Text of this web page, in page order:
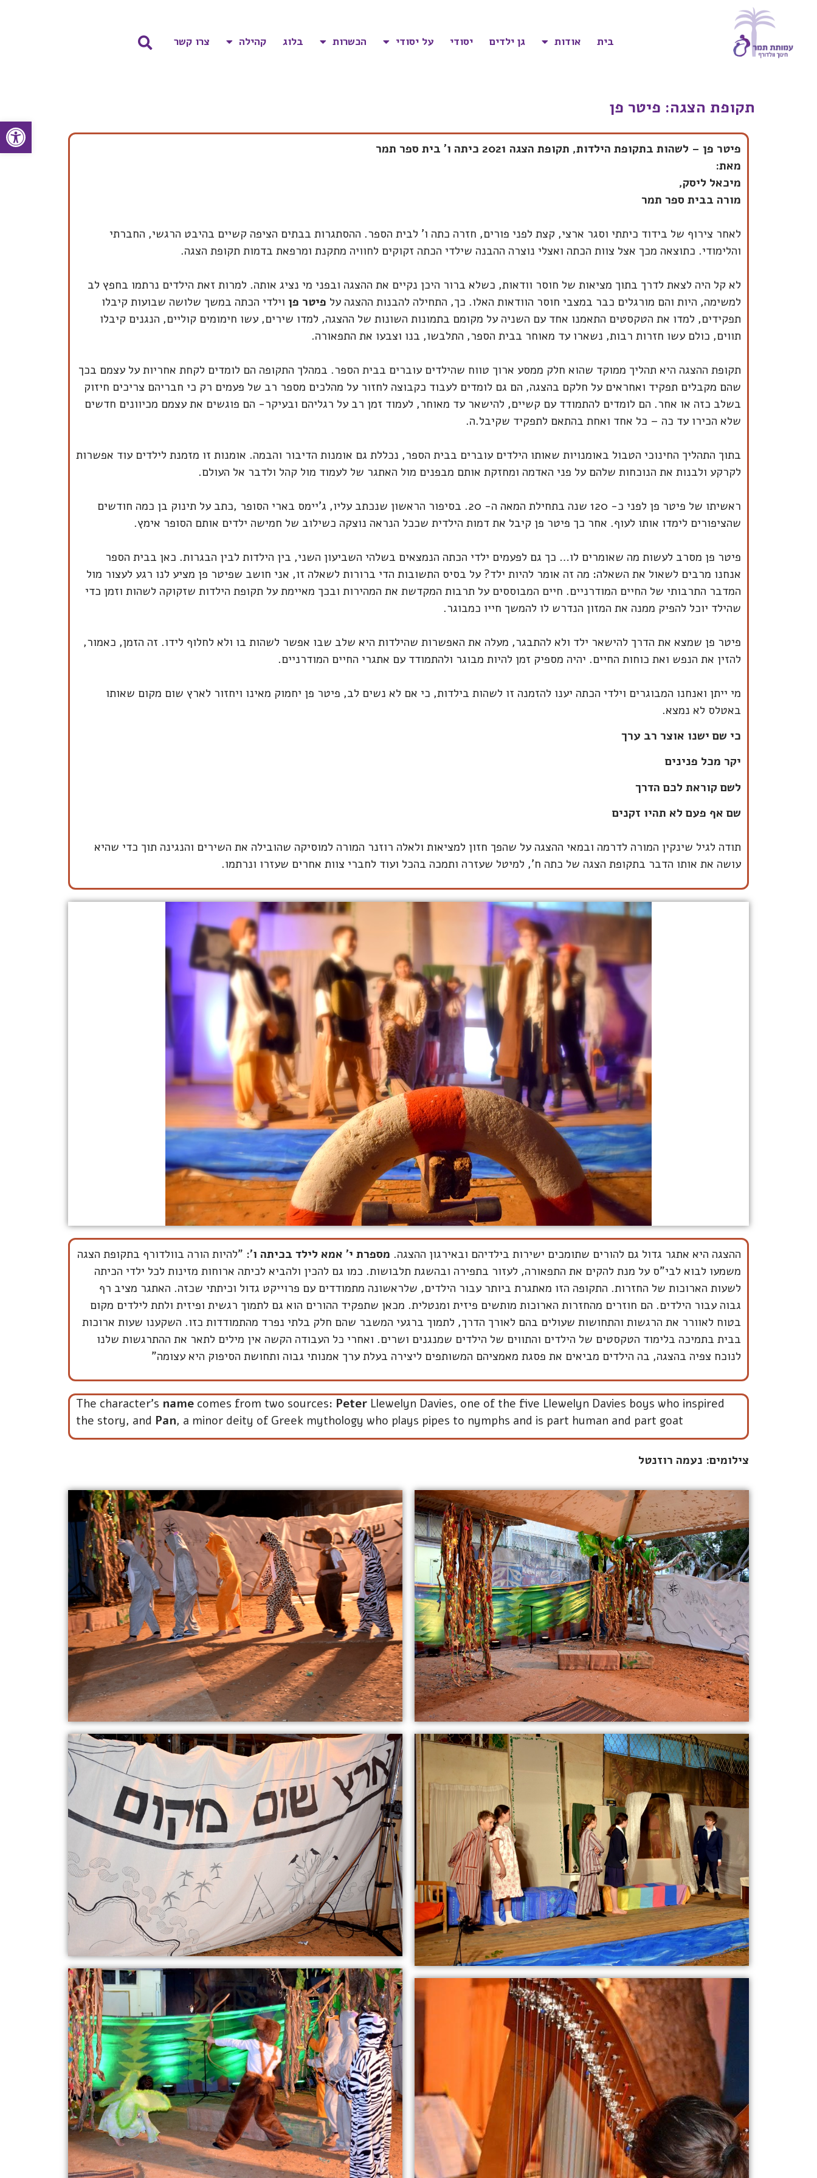
פתח
בית אודות גן ילדים יסודי על יסודי הכשרות בלוג קהילה צרו קשר
תקופת הצגה: פיטר פן
פיטר פן – לשהות בתקופת הילדות, תקופת הצגה 2021 כיתה ו׳ בית ספר תמר
מאת:
מיכאל ליסק,
מורה בבית ספר תמר
לאחר צירוף של בידוד כיתתי וסגר ארצי, קצת לפני פורים, חזרה כתה ו' לבית הספר. ההסתגרות בבתים הציפה קשיים בהיבט הרגשי, החברתי
והלימודי. כתוצאה מכך אצל צוות הכתה ואצלי נוצרה ההבנה שילדי הכתה זקוקים לחוויה מתקנת ומרפאת בדמות תקופת הצגה.
לא קל היה לצאת לדרך בתוך מציאות של חוסר וודאות, כשלא ברור היכן נקיים את ההצגה ובפני מי נציג אותה. למרות זאת הילדים נרתמו בחפץ לב
למשימה, היות והם מורגלים כבר במצבי חוסר הוודאות האלו. כך, התחילה להבנות ההצגה על פיטר פן וילדי הכתה במשך שלושה שבועות קיבלו
תפקידים, למדו את הטקסטים התאמנו אחד עם השניה על מקומם בתמונות השונות של ההצגה, למדו שירים, עשו חימומים קוליים, הנגנים קיבלו
תווים, כולם עשו חזרות רבות, נשארו עד מאוחר בבית הספר, התלבשו, בנו וצבעו את התפאורה.
תקופת ההצגה היא תהליך ממוקד שהוא חלק ממסע ארוך טווח שהילדים עוברים בבית הספר. במהלך התקופה הם לומדים לקחת אחריות על עצמם בכך
שהם מקבלים תפקיד ואחראים על חלקם בהצגה, הם גם לומדים לעבוד כקבוצה לחזור על מהלכים מספר רב של פעמים רק כי חבריהם צריכים חיזוק
בשלב כזה או אחר. הם לומדים להתמודד עם קשיים, להישאר עד מאוחר, לעמוד זמן רב על רגליהם ובעיקר- הם פוגשים את עצמם מכיוונים חדשים
שלא הכירו עד כה – כל אחד ואחת בהתאם לתפקיד שקיבל.ה.
בתוך התהליך החינוכי הטבול באומנויות שאותו הילדים עוברים בבית הספר, נכללת גם אומנות הדיבור והבמה. אומנות זו מזמנת לילדים עוד אפשרות
לקרקע ולבנות את הנוכחות שלהם על פני האדמה ומחזקת אותם מבפנים מול האתגר של לעמוד מול קהל ולדבר אל העולם.
ראשיתו של פיטר פן לפני כ- 120 שנה בתחילת המאה ה- 20. בסיפור הראשון שנכתב עליו, ג'יימס בארי הסופר ,כתב על תינוק בן כמה חודשים
שהציפורים לימדו אותו לעוף. אחר כך פיטר פן קיבל את דמות הילדית שככל הנראה נוצקה כשילוב של חמישה ילדים אותם הסופר אימץ.
פיטר פן מסרב לעשות מה שאומרים לו… כך גם לפעמים ילדי הכתה הנמצאים בשלהי השביעון השני, בין הילדות לבין הבגרות. כאן בבית הספר
אנחנו מרבים לשאול את השאלה: מה זה אומר להיות ילד? על בסיס התשובות הדי ברורות לשאלה זו, אני חושב שפיטר פן מציע לנו רגע לעצור מול
המדבר התרבותי של החיים המודרניים. חיים המבוססים על תרבות המקדשת את המהירות ובכך מאיימת על תקופת הילדות שזקוקה לשהות וזמן כדי
שהילד יוכל להפיק ממנה את המזון הנדרש לו להמשך חייו כמבוגר.
פיטר פן שמצא את הדרך להישאר ילד ולא להתבגר, מעלה את האפשרות שהילדות היא שלב שבו אפשר לשהות בו ולא לחלוף לידו. זה הזמן, כאמור,
להזין את הנפש ואת כוחות החיים. יהיה מספיק זמן להיות מבוגר ולהתמודד עם אתגרי החיים המודרניים.
מי ייתן ואנחנו המבוגרים וילדי הכתה יענו להזמנה זו לשהות בילדות, כי אם לא נשים לב, פיטר פן יחמוק מאינו ויחזור לארץ שום מקום שאותו
באטלס לא נמצא.
כי שם ישנו אוצר רב ערך
יקר מכל פנינים
לשם קוראת לכם הדרך
שם אף פעם לא תהיו זקנים
תודה לגיל שינקין המורה לדרמה ובמאי ההצגה על שהפך חזון למציאות ולאלה רוזנר המורה למוסיקה שהובילה את השירים והנגינה תוך כדי שהיא
עושה את אותו הדבר בתקופת הצגה של כתה ח', למיטל שעזרה ותמכה בהכל ועוד לחברי צוות אחרים שעזרו ונרתמו.
ההצגה היא אתגר גדול גם להורים שתומכים ישירות בילדיהם ובאירגון ההצגה. מספרת י' אמא לילד בכיתה ו': "להיות הורה בוולדורף בתקופת הצגה
משמעו לבוא לבי"ס על מנת להקים את התפאורה, לעזור בתפירה ובהשגת תלבושות. כמו גם להכין ולהביא לכיתה ארוחות מזינות לכל ילדי הכיתה
לשעות הארוכות של החזרות. התקופה הזו מאתגרת ביותר עבור הילדים, שלראשונה מתמודדים עם פרוייקט גדול וכיתתי שכזה. האתגר מציב רף
גבוה עבור הילדים. הם חוזרים מהחזרות הארוכות מותשים פיזית ומנטלית. מכאן שתפקיד ההורים הוא גם לתמוך רגשית ופיזית ולתת לילדים מקום
בטוח לאוורר את הרגשות והתחושות שעולים בהם לאורך הדרך, לתמוך ברגעי המשבר שהם חלק בלתי נפרד מהתמודדות כזו. השקענו שעות ארוכות
בבית בתמיכה בלימוד הטקסטים של הילדים והתווים של הילדים שמנגנים ושרים. ואחרי כל העבודה הקשה אין מילים לתאר את ההתרגשות שלנו
לנוכח צפיה בהצגה, בה הילדים מביאים את פסגת מאמציהם המשותפים ליצירה בעלת ערך אמנותי גבוה ותחושת הסיפוק היא עצומה"
The character's name comes from two sources: Peter Llewelyn Davies, one of the five Llewelyn Davies boys who inspired
the story, and Pan, a minor deity of Greek mythology who plays pipes to nymphs and is part human and part goat
צילומים: נעמה רוזנטל